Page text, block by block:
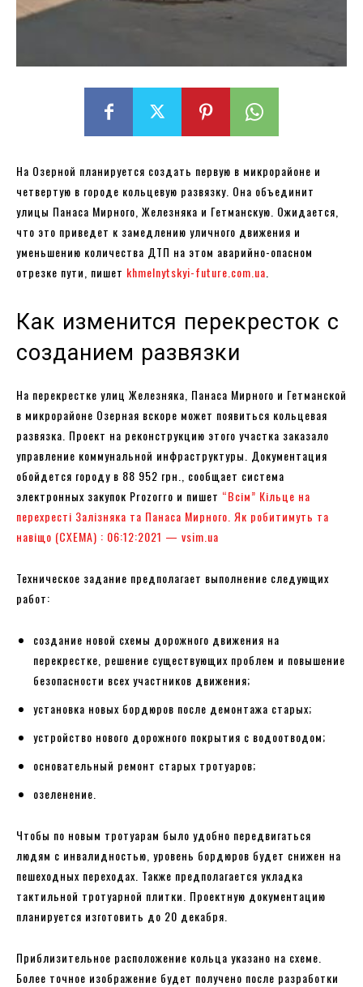
На Озерной планируется создать первую в микрорайоне и
четвертую в городе кольцевую развязку. Она объединит
улицы Панаса Мирного, Железняка и Гетманскую. Ожидается,
что это приведет к замедлению уличного движения и
уменьшению количества ДТП на этом аварийно-опасном
отрезке пути, пишет khmelnytskyi-future.com.ua
Как изменится перекресток с
созданием развязки
На перекрестке улиц Железняка, Панаса Мирного и Гетманской
в микрорайоне Озерная вскоре может появиться кольцевая
развязка. Проект на реконструкцию этого участка заказало
управление коммунальной инфраструктуры. Документация
обойдется городу в 88 952 грн., сообщает система
электронных закупок Prozorro и пишет “Всім” Кільце на
перехресті Залізняка та Панаса Мирного. Як робитимуть та
навіщо (СХЕМА) : 06:12:2021 — vsim.ua
Техническое задание предполагает выполнение следующих
работ:
создание новой схемы дорожного движения на
перекрестке, решение существующих проблем и повышение
безопасности всех участников движения;
установка новых бордюров после демонтажа старых;
устройство нового дорожного покрытия с водоотводом;
основательный ремонт старых тротуаров;
озеленение.
Чтобы по новым тротуарам было удобно передвигаться
людям с инвалидностью, уровень бордюров будет снижен на
пешеходных переходах. Также предполагается укладка
тактильной тротуарной плитки. Проектную документацию
планируется изготовить до 20 декабря.
Приблизительное расположение кольца указано на схеме.
Более точное изображение будет получено после разработки